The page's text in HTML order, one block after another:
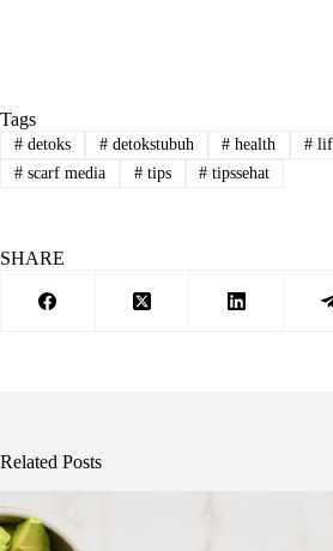
Tags
#detoks #detokstubuh # health #
#scarf media #tips # tipssehat
SHARE
Related Posts